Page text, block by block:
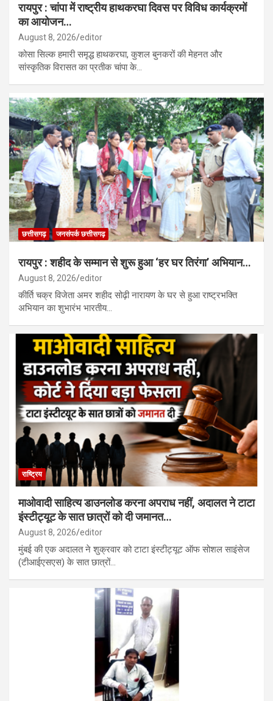
रायपुर : चांपा में राष्ट्रीय हाथकरघा दिवस पर विविध कार्यक्रमों
का आयोजन…
August 8, 2026 editor
कोसा सिल्क हमारी समृद्ध हाथकरघा, कुशल बुनकरों की मेहनत और
सांस्कृतिक विरासत का प्रतीक चांपा के…
छत्तीसगढ़ जनसंपर्क छत्तीसगढ़
रायपुर : शहीद के सम्मान से शुरू हुआ ‘हर घर तिरंगा’ अभियान…
August 8, 2026 editor
कीर्ति चक्र विजेता अमर शहीद सोढ़ी नारायण के घर से हुआ राष्ट्रभक्ति
अभियान का शुभारंभ भारतीय…
राष्ट्रिय
माओवादी साहित्य डाउनलोड करना अपराध नहीं, अदालत ने टाटा
इंस्टीट्यूट के सात छात्रों को दी जमानत…
August 8, 2026 editor
मुंबई की एक अदालत ने शुक्रवार को टाटा इंस्टीट्यूट ऑफ सोशल साइंसेज
(टीआईएसएस) के सात छात्रों…